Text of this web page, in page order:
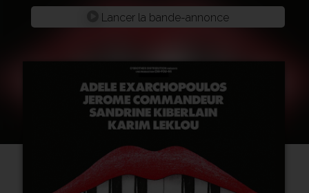
Lancer la bande-annonce